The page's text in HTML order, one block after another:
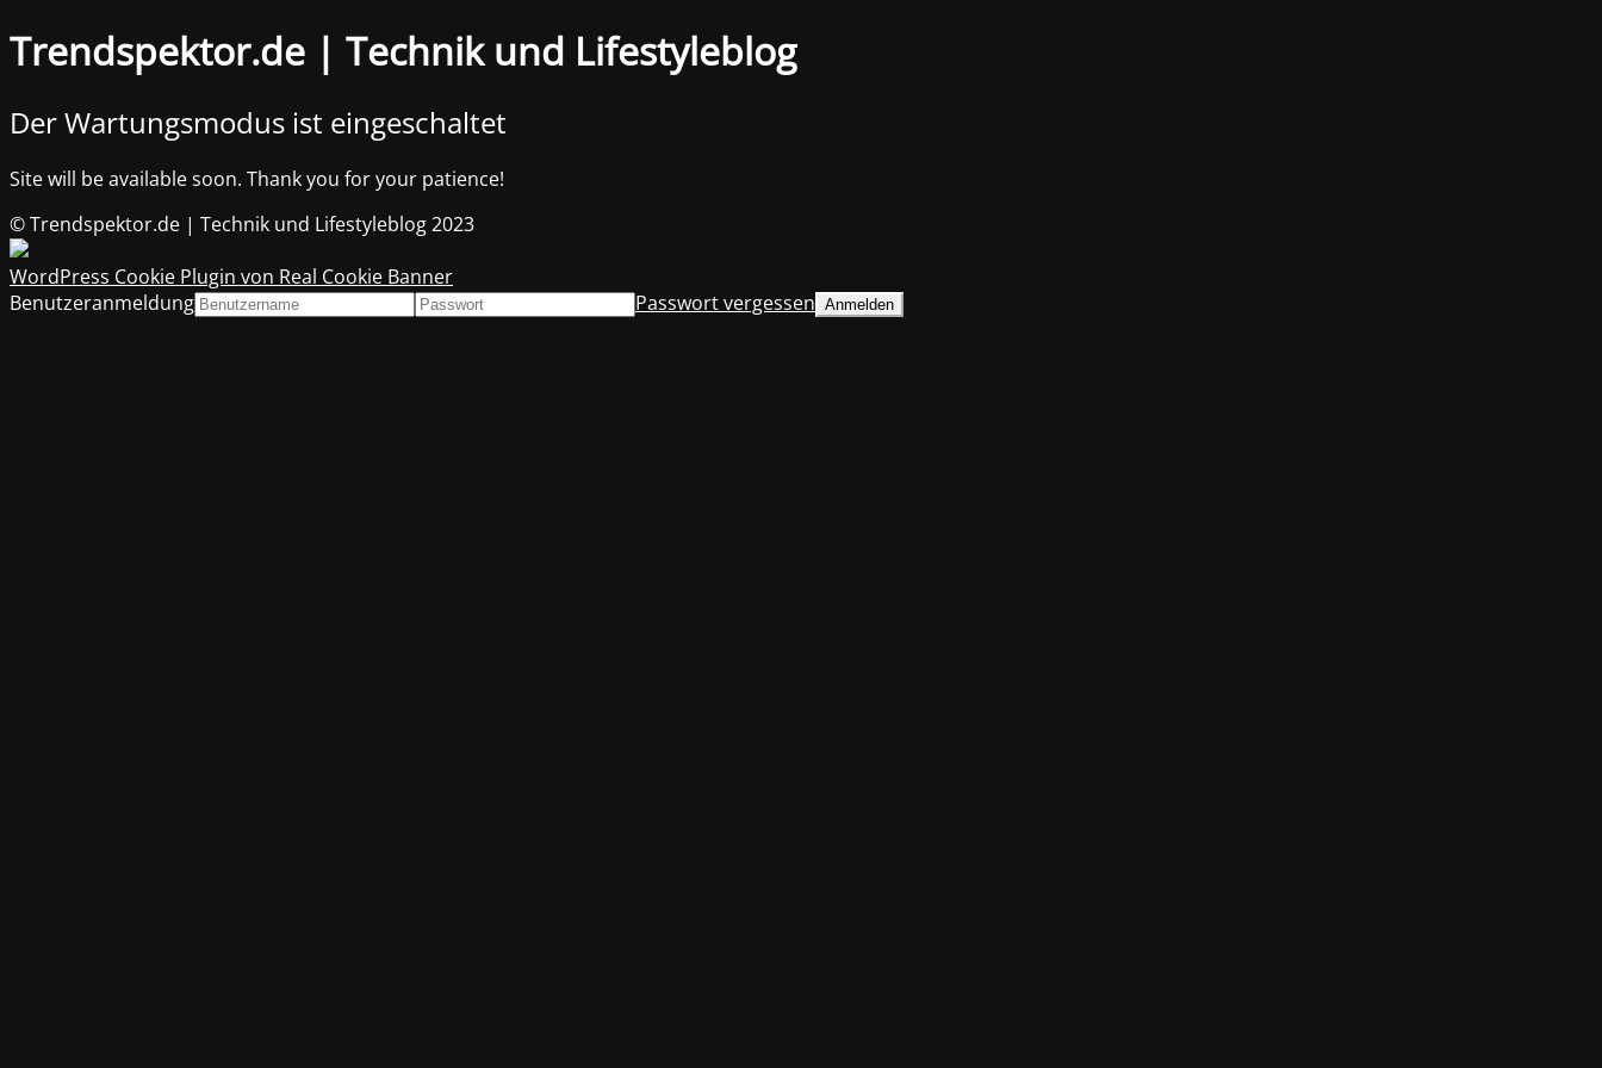
Trendspektor.de | Technik und Lifestyleblog
Der Wartungsmodus ist eingeschaltet
Site will be available soon. Thank you for your patience!
© Trendspektor.de | Technik und Lifestyleblog 2023
WordPress Cookie Plugin von Real Cookie Banner
Benutzeranmeldung
Passwort vergessen